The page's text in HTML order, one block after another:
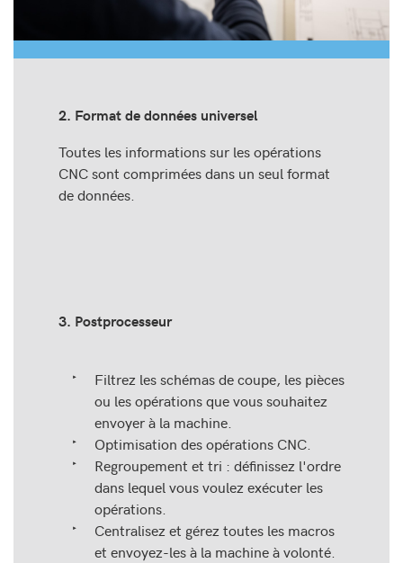
2. Format de données universel
Toutes les informations sur les opérations
CNC sont comprimées dans un seul format
de données.
3. Postprocesseur
Filtrez les schémas de coupe, les pièces
ou les opérations que vous souhaitez
envoyer à la machine.
Optimisation des opérations CNC.
Regroupement et tri : définissez l'ordre
dans lequel vous voulez exécuter les
opérations.
Centralisez et gérez toutes les macros
et envoyez-les à la machine à volonté.